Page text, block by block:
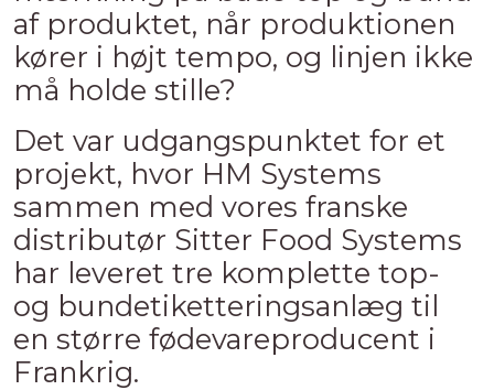
af produktet, når produktionen
kører i højt tempo, og linjen ikke
må holde stille?
Det var udgangspunktet for et
projekt, hvor HM Systems
sammen med vores franske
distributør Sitter Food Systems
har leveret tre komplette top-
og bundetiketteringsanlæg til
en større fødevareproducent i
Frankrig.